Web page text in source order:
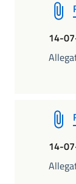
14-
14-